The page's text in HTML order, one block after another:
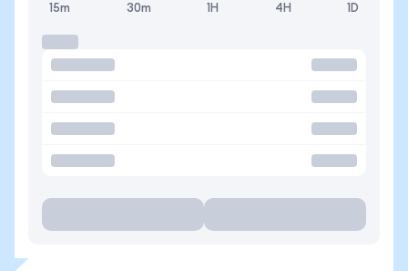
15m 30m 1H 4H 1D